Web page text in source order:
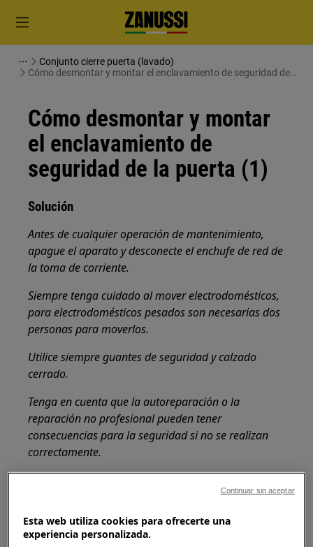
Conjunto cierre puerta (lavado)
Cómo desmontar y montar el enclavamiento de seguridad de
Cómo desmontar y montar
el enclavamiento de
seguridad de la puerta (1)
Solución
Antes de cualquier operación de mantenimiento,
apague el aparato y desconecte el enchufe de red de
la toma de corriente.
Siempre tenga cuidado al mover electrodomésticos,
para electrodomésticos pesados son necesarias dos
personas para moverlos.
Utilice siempre guantes de seguridad y calzado
cerrado.
Tenga en cuenta que la autoreparación o la
reparación no profesional pueden tener
consecuencias para la seguridad si no se realizan
correctamente.
Esta web utiliza cookies para ofrecerte una
experiencia personalizada.
Continuar sin aceptar